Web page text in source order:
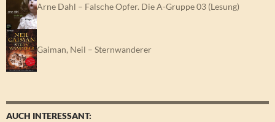
Arne Dahl – Falsche Opfer. Die A-Gruppe 03 (Lesung)
Gaiman, Neil – Sternwanderer
AUCH INTERESSANT: